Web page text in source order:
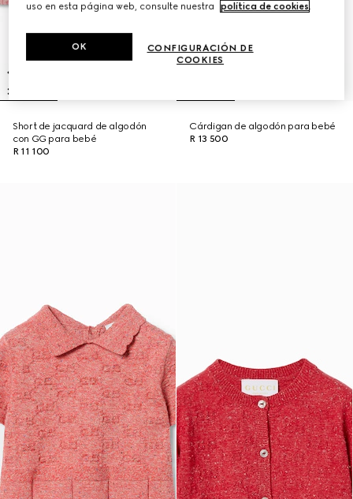
Short de jacquard de algodón
con GG para bebé
R 11 100
Cárdigan de algodón para bebé
R 13 500
uso en esta página web, consulte nuestra
política de cookies.
CONFIGURACIÓN DE
COOKIES
OK